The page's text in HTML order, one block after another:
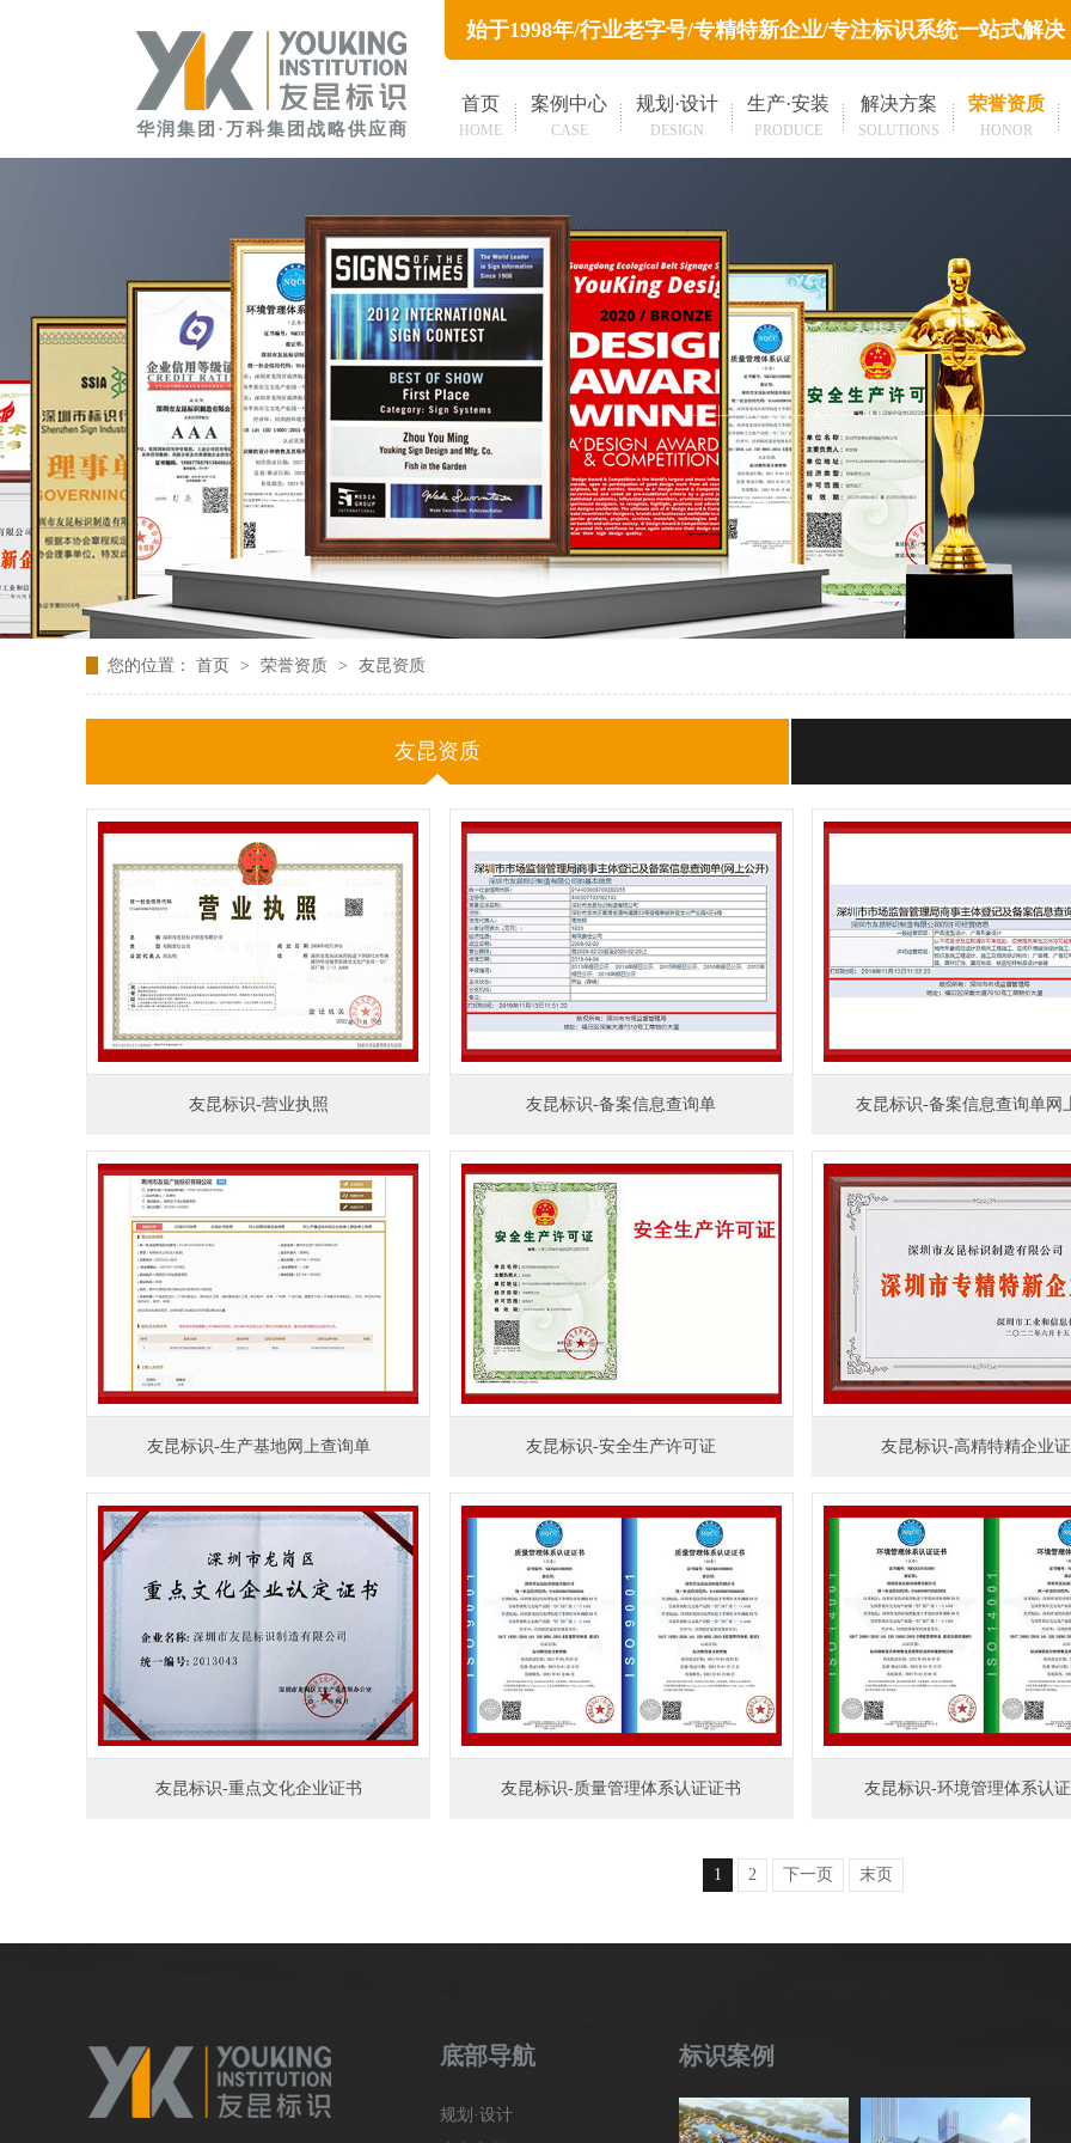
华润集团·万科集团战略供应商
始于1998年/行业老字号/专精特新企业/专注标识系统一站式解决
首页
HOME
案例中心
CASE
规划·设计
DESIGN
生产·安装
PRODUCE
解决方案
SOLUTIONS
荣誉资质
HONOR
您的位置： 首页 > 荣誉资质 > 友昆资质
友昆资质
友昆标识-营业执照 友昆标识-备案信息查询单 友昆标识-备案信息查询单网
友昆标识-生产基地网上查询单 友昆标识-安全生产许可证 友昆标识-高精特精企业
友昆标识-重点文化企业证书 友昆标识-质量管理体系认证证书 友昆标识-环境管理体系认
1 2 下一页 末页
底部导航
规划·设计
标识案例